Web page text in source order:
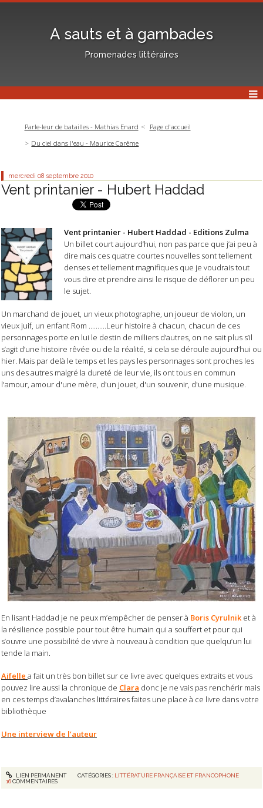
A sauts et à gambades
Promenades littéraires
Parle-leur de batailles - Mathias Enard
Page d'accueil
Du ciel dans l'eau - Maurice Carême
mercredi 08 septembre 2010
Vent printanier - Hubert Haddad
Vent printanier - Hubert Haddad - Editions Zulma
Un billet court aujourd’hui, non pas parce que j’ai peu à
dire mais ces quatre courtes nouvelles sont tellement
denses et tellement magnifiques que je voudrais tout
vous dire et prendre ainsi le risque de déflorer un peu
le sujet.
Un marchand de jouet, un vieux photographe, un joueur de violon, un
vieux juif, un enfant Rom ..........Leur histoire à chacun, chacun de ces
personnages porte en lui le destin de milliers d’autres, on ne sait plus s’il
s’agit d’une histoire rêvée ou de la réalité, si cela se déroule aujourd’hui ou
hier. Mais par delà le temps et les pays les personnages sont proches les
uns des autres malgré la dureté de leur vie, ils ont tous en commun
l'amour, amour d'une mère, d'un jouet, d'un souvenir, d'une musique.
En lisant Haddad je ne peux m’empêcher de penser à Boris Cyrulniket à
la résilience possible pour tout être humain qui a souffert et pour qui
s’ouvre une possibilité de vivre à nouveau à condition que quelqu’un lui
tende la main.
Aifelle a fait un très bon billet sur ce livre avec quelques extraits et vous
pouvez lire aussi la chronique de Clara donc je ne vais pas renchérir mais
en ces temps d’avalanches littéraires faites une place à ce livre dans votre
bibliothèque
Une interview de l’auteur
LIEN PERMANENT CATÉGORIES : LITTÉRATURE FRANÇAISE ET FRANCOPHONE
16COMMENTAIRES